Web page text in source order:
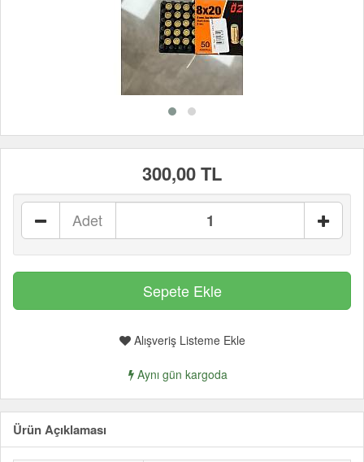
300,00 TL
Adet
Alışveriş Listeme Ekle
Aynı gün kargoda
Ürün Açıklaması